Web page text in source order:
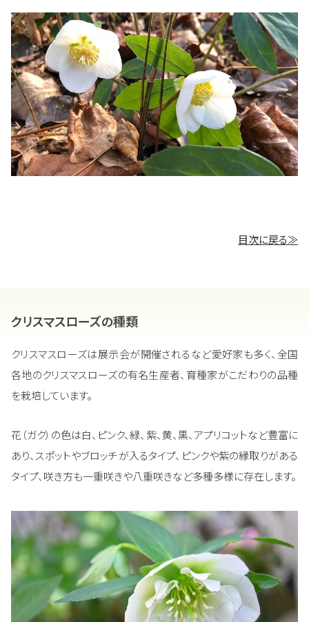
目次に戻る≫
クリスマスローズの種類
クリスマスローズは展示会が開催されるなど愛好家も多く、全国
各地のクリスマスローズの有名生産者、育種家がこだわりの品種
を栽培しています。
花（ガク）の色は白、ピンク、緑、紫、黄、黒、アプリコットなど豊富に
あり、スポットやブロッチが入るタイプ、ピンクや紫の縁取りがある
タイプ、咲き方も一重咲きや八重咲きなど多種多様に存在します。